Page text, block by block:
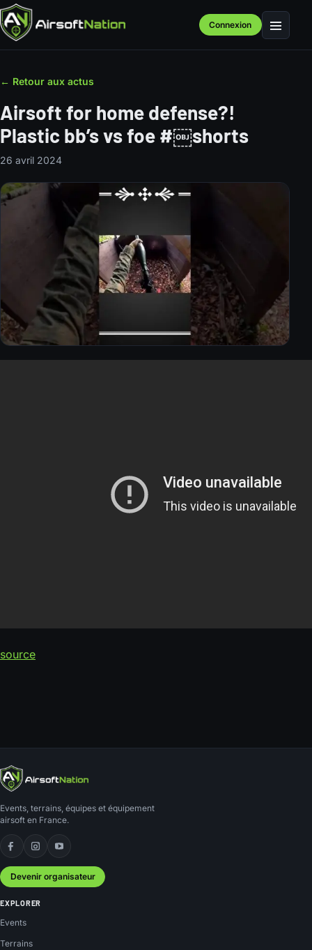
Connexion Menu
← Retour aux actus
Airsoft for home defense?!
Plastic bb’s vs foe #￼shorts
26 avril 2024
source
Events, terrains, équipes et équipement
airsoft en France.
Facebook
Instagram
YouTube
Devenir organisateur
EXPLORER
Events
Terrains